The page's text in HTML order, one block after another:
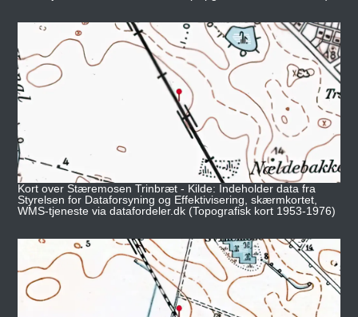
Kort over Stæremosen Trinbræt - Kilde: Indeholder data fra
Styrelsen for Dataforsyning og Effektivisering, skærmkortet,
WMS-tjeneste via datafordeler.dk (Topografisk kort 1953-1976)